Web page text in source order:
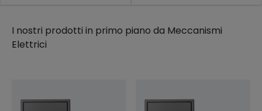
I nostri prodotti in primo piano da Meccanismi
Elettrici